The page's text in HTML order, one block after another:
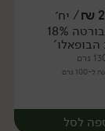
יח׳
₪/ יח׳
18%
הבופאלו'
גרם
לסל